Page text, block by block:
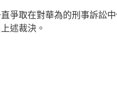
爭取在對華為的刑事訴訟
述裁決。